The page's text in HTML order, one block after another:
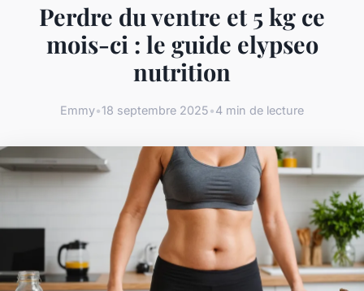
Perdre du ventre et 5 kg ce
mois-ci : le guide elypseo
nutrition
Emmy•18 septembre 2025•4 min de lecture